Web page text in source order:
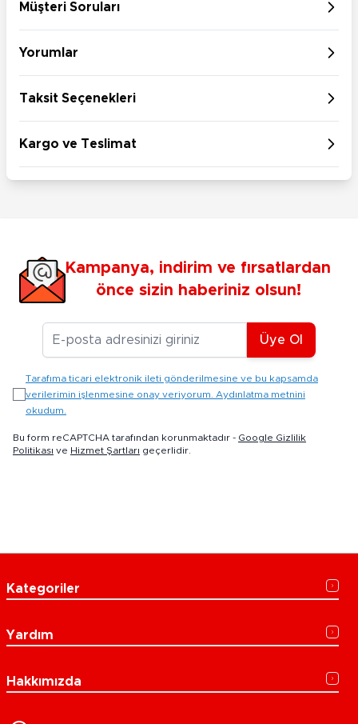
Müşteri Soruları
Yorumlar
Taksit Seçenekleri
Kargo ve Teslimat
Kampanya, indirim ve fırsatlardan
önce sizin haberiniz olsun!
E-posta Adresiniz
Üye Ol
Tarafıma ticari elektronik ileti gönderilmesine ve bu kapsamda
verilerimin işlenmesine onay veriyorum. Aydınlatma metnini
okudum.
Bu form reCAPTCHA tarafından korunmaktadır - Google Gizlilik
Politikası ve Hizmet Şartları geçerlidir.
Kategoriler
Yardım
Hakkımızda